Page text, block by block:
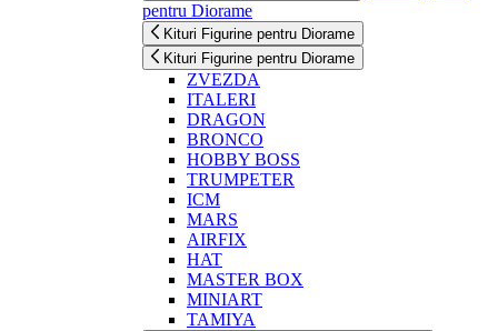
pentru Diorame
Kituri Figurine pentru Diorame
Kituri Figurine pentru Diorame
ZVEZDA
ITALERI
DRAGON
BRONCO
HOBBY BOSS
TRUMPETER
ICM
MARS
AIRFIX
HAT
MASTER BOX
MINIART
TAMIYA